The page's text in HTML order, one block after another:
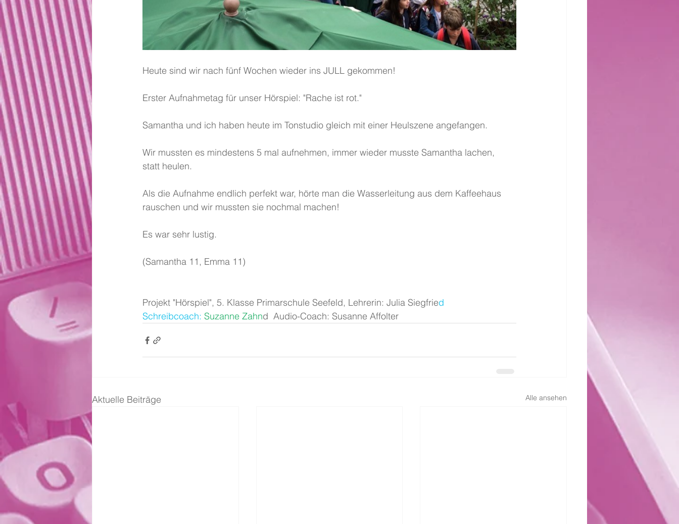
Heute sind wir nach fünf Wochen wieder ins JULL gekommen!
Erster Aufnahmetag für unser Hörspiel: "Rache ist rot."
Samantha und ich haben heute im Tonstudio gleich mit einer Heulszene angefangen.
Wir mussten es mindestens 5 mal aufnehmen, immer wieder musste Samantha lachen,
statt heulen.
Als die Aufnahme endlich perfekt war, hörte man die Wasserleitung aus dem Kaffeehaus
rauschen und wir mussten sie nochmal machen!
Es war sehr lustig.
(Samantha 11, Emma 11)
Projekt "Hörspiel", 5. Klasse Primarschule Seefeld, Lehrerin: Julia Siegfried
Schreibcoach: Suzanne Zahnd  Audio-Coach: Susanne Affolter
Aktuelle Beiträge Alle ansehen